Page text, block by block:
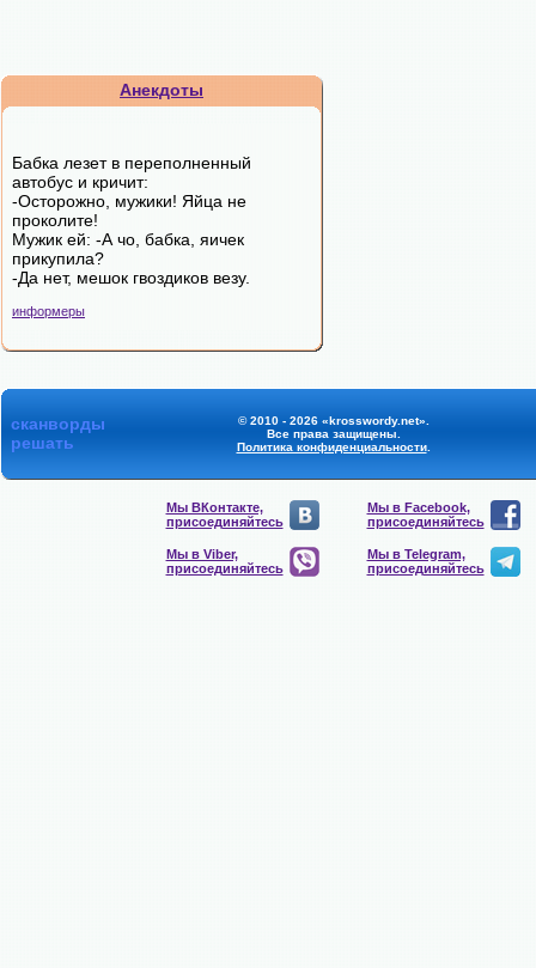
Анекдоты
Бабка лезет в переполненный
автобус и кричит:
-Осторожно, мужики! Яйца не
проколите!
Мужик ей: -А чо, бабка, яичек
прикупила?
-Да нет, мешок гвоздиков везу.
информеры
сканворды
решать
© 2010 - 2026 «krosswordy.net».
Все права защищены.
Политика конфиденциальности.
Мы ВКонтакте,
присоединяйтесь
Мы в Facebook,
присоединяйтесь
Мы в Viber,
присоединяйтесь
Мы в Telegram,
присоединяйтесь